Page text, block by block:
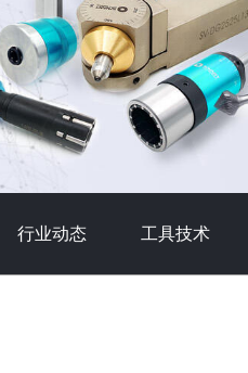
行业动态 工具技术